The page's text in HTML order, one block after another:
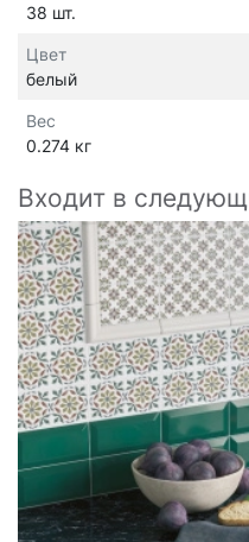
38 шт.
Цвет
белый
Вес
0.274 кг
Входит в